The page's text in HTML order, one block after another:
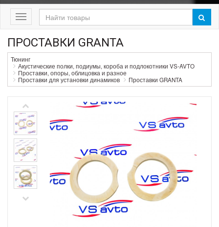
Меню
ПРОСТАВКИ GRANTA
Тюнинг
Акустические полки, подиумы, короба и подлокотники VS-AVTO
Проставки, опоры, облицовка и разное
Проставки для установки динамиков
Проставки GRANTA